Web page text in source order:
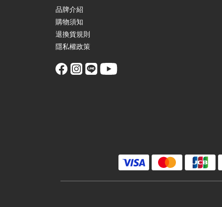
品牌介紹
購物須知
退換貨規則
隱私權政策